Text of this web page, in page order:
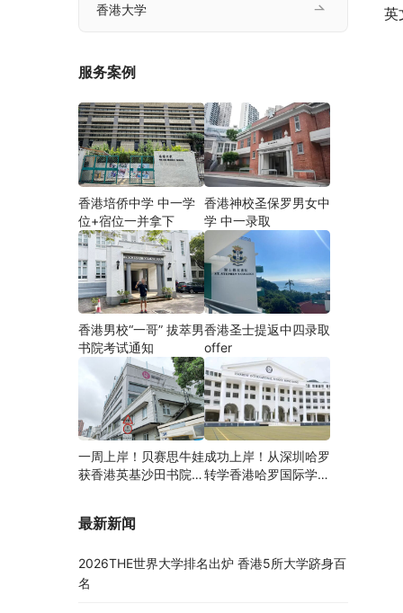
英
香港大学
服务案例
香港培侨中学 中一学
位+宿位一并拿下
香港神校圣保罗男女中
学 中一录取
香港男校“一哥” 拔萃男
书院考试通知
香港圣士提返中四录取
offer
一周上岸！贝赛思牛娃
获香港英基沙田书院录
成功上岸！从深圳哈罗
转学香港哈罗国际学
最新新闻
2026THE世界大学排名出炉 香港5所大学跻身百
名